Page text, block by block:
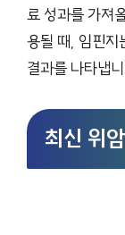
료 성과를 가져
용될 때, 임핀지
결과를 나타냅
최신 위